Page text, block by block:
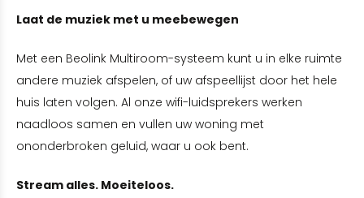
Laat de muziek met u meebewegen
Met een Beolink Multiroom-systeem kunt u in elke ruimte
andere muziek afspelen, of uw afspeellijst door het hele
huis laten volgen. Al onze wifi-luidsprekers werken
naadloos samen en vullen uw woning met
ononderbroken geluid, waar u ook bent.
Stream alles. Moeiteloos.